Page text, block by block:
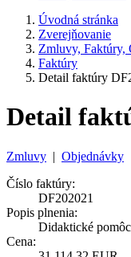
Úvodná stránka
Zverejňovanie
Zmluvy, Faktúry,
Faktúry
Detail faktúry
Detail
Zmluvy | Objednávky
Číslo faktúry:
DF202021
Popis plnenia:
Didaktické
Cena: